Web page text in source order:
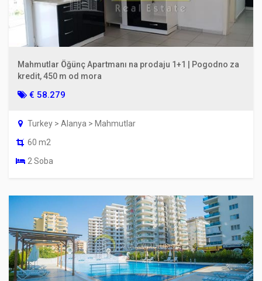
Mahmutlar Öğünç Apartmanı na prodaju 1+1 | Pogodno za
kredit, 450 m od mora
€ 58.279
Turkey > Alanya > Mahmutlar
60 m2
2 Soba